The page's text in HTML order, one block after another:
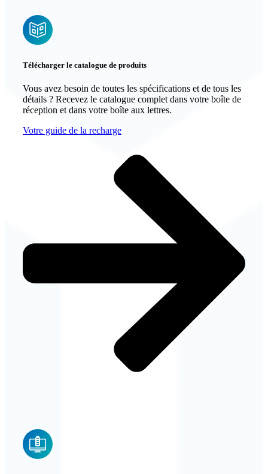
Télécharger le catalogue de produits
Vous avez besoin de toutes les spécifications et de tous les
détails ? Recevez le catalogue complet dans votre boîte de
réception et dans votre boîte aux lettres.
Votre guide de la recharge